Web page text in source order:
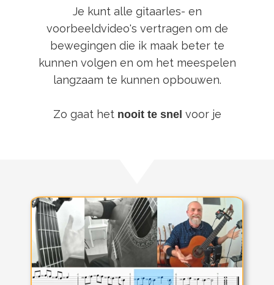
Je kunt alle gitaarles- en
voorbeeldvideo's vertragen om de
bewegingen die ik maak beter te
kunnen volgen en om het meespelen
langzaam te kunnen opbouwen.
Zo gaat het nooit te snel voor je